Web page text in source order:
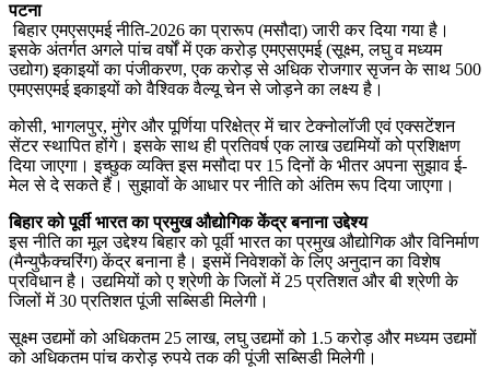
पटना
बिहार एमएसएमई नीति-2026 का प्रारूप (मसौदा) जारी कर दिया गया है।
इसके अंतर्गत अगले पांच वर्षों में एक करोड़ एमएसएमई (सूक्ष्म, लघु व मध्यम
उद्योग) इकाइयों का पंजीकरण, एक करोड़ से अधिक रोजगार सृजन के साथ 500
एमएसएमई इकाइयों को वैश्विक वैल्यू चेन से जोड़ने का लक्ष्य है।
कोसी, भागलपुर, मुंगेर और पूर्णिया परिक्षेत्र में चार टेक्नोलॉजी एवं एक्सटेंशन
सेंटर स्थापित होंगे। इसके साथ ही प्रतिवर्ष एक लाख उद्यमियों को प्रशिक्षण
दिया जाएगा। इच्छुक व्यक्ति इस मसौदा पर 15 दिनों के भीतर अपना सुझाव ई-
मेल से दे सकते हैं। सुझावों के आधार पर नीति को अंतिम रूप दिया जाएगा।
बिहार को पूर्वी भारत का प्रमुख औद्योगिक केंद्र बनाना उद्देश्य
इस नीति का मूल उद्देश्य बिहार को पूर्वी भारत का प्रमुख औद्योगिक और विनिर्माण
(मैन्युफैक्चरिंग) केंद्र बनाना है। इसमें निवेशकों के लिए अनुदान का विशेष
प्रविधान है। उद्यमियों को ए श्रेणी के जिलों में 25 प्रतिशत और बी श्रेणी के
जिलों में 30 प्रतिशत पूंजी सब्सिडी मिलेगी।
सूक्ष्म उद्यमों को अधिकतम 25 लाख, लघु उद्यमों को 1.5 करोड़ और मध्यम उद्यमों
को अधिकतम पांच करोड़ रुपये तक की पूंजी सब्सिडी मिलेगी।